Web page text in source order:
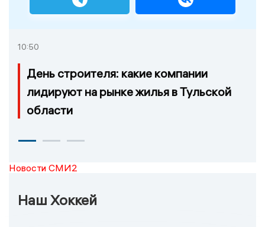
10:50
День строителя: какие компании
лидируют на рынке жилья в Тульской
области
Новости СМИ2
Наш Хоккей